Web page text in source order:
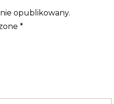
opublikowany.
*